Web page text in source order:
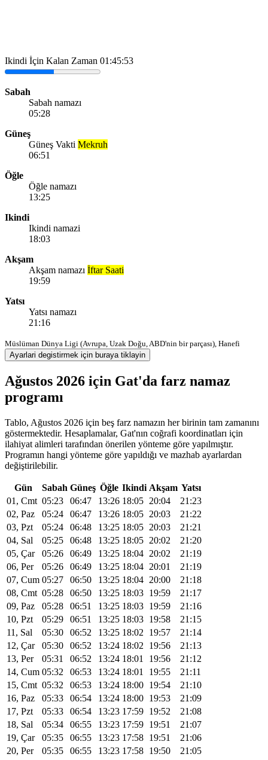
Ikindi İçin Kalan Zaman 01:45:53
Sabah
Sabah namazı
05:28
Güneş
Güneş Vakti Mekruh
06:51
Öğle
Öğle namazı
13:25
Ikindi
Ikindi namazi
18:03
Akşam
Akşam namazı İftar Saati
19:59
Yatsı
Yatsı namazı
21:16
Müslüman Dünya Ligi (Avrupa, Uzak Doğu, ABD'nin bir parçası), Hanefi
Ayarlari degistirmek için buraya tiklayin
Ağustos 2026 için Gat'da farz namaz
programı
Tablo, Ağustos 2026 için beş farz namazın her birinin tam zamanını
göstermektedir. Hesaplamalar, Gat'nın coğrafi koordinatları için
ilahiyat alimleri tarafından önerilen yönteme göre yapılmıştır.
Programın hangi yönteme göre yapıldığı ve mazhab ayarlardan
değiştirilebilir.
Gün Sabah Güneş Öğle Ikindi Akşam Yatsı
01, Cmt 05:23 06:47 13:26 18:05 20:04
21:23
02, Paz
05:24 06:47 13:26 18:05 20:03
21:22
03, Pzt
05:24 06:48 13:25 18:05 20:03
21:21
04, Sal
05:25 06:48 13:25 18:05 20:02
21:20
05, Çar
05:26 06:49 13:25 18:04 20:02
21:19
06, Per
05:26 06:49 13:25 18:04 20:01
21:19
07, Cum 05:27 06:50 13:25 18:04 20:00
21:18
08, Cmt 05:28 06:50 13:25 18:03 19:59
21:17
09, Paz
05:28 06:51 13:25 18:03 19:59
21:16
10, Pzt
05:29 06:51 13:25 18:03 19:58
21:15
11, Sal
05:30 06:52 13:25 18:02 19:57
21:14
12, Çar
05:30 06:52 13:24 18:02 19:56
21:13
13, Per
05:31 06:52 13:24 18:01 19:56
21:12
14, Cum 05:32 06:53 13:24 18:01 19:55
21:11
15, Cmt 05:32 06:53 13:24 18:00 19:54
21:10
16, Paz
05:33 06:54 13:24 18:00 19:53
21:09
17, Pzt
05:33 06:54 13:23 17:59 19:52
21:08
18, Sal
05:34 06:55 13:23 17:59 19:51
21:07
19, Çar
05:35 06:55 13:23 17:58 19:51
21:06
20, Per
05:35 06:55 13:23 17:58 19:50
21:05